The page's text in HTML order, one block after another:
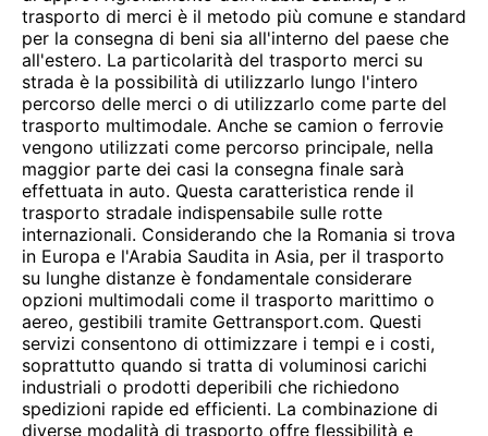
trasporto di merci è il metodo più comune e standard
per la consegna di beni sia all'interno del paese che
all'estero. La particolarità del trasporto merci su
strada è la possibilità di utilizzarlo lungo l'intero
percorso delle merci o di utilizzarlo come parte del
trasporto multimodale. Anche se camion o ferrovie
vengono utilizzati come percorso principale, nella
maggior parte dei casi la consegna finale sarà
effettuata in auto. Questa caratteristica rende il
trasporto stradale indispensabile sulle rotte
internazionali. Considerando che la Romania si trova
in Europa e l'Arabia Saudita in Asia, per il trasporto
su lunghe distanze è fondamentale considerare
opzioni multimodali come il trasporto marittimo o
aereo, gestibili tramite Gettransport.com. Questi
servizi consentono di ottimizzare i tempi e i costi,
soprattutto quando si tratta di voluminosi carichi
industriali o prodotti deperibili che richiedono
spedizioni rapide ed efficienti. La combinazione di
diverse modalità di trasporto offre flessibilità e